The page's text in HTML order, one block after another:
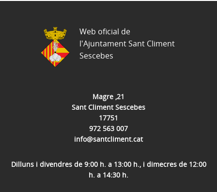
Magre ,21
Sant Climent Sescebes
17751
972 563 007
info@santcliment.cat
Dilluns i divendres de 9:00 h. a 13:00 h., i dimecres de 12:00
h. a 14:30 h.
Web oficial de
l'Ajuntament Sant Climent
Sescebes